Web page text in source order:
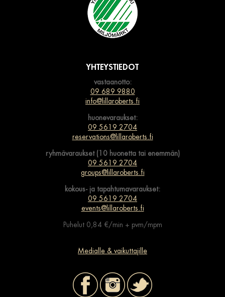
YHTEYSTIEDOT
vastaanotto:
09 689 9880
info@lillaroberts.fi
huonevaraukset:
09 5619 2704
reservations@lillaroberts.fi
ryhmävaraukset (10 huonetta tai enemmän)
09 5619 2704
groups@lillaroberts.fi
kokous- ja tapahtumavaraukset:
09 5619 2704
events@lillaroberts.fi
Puhelut 0,84 €/min + pvm/mpm
Medialle & vaikuttajille